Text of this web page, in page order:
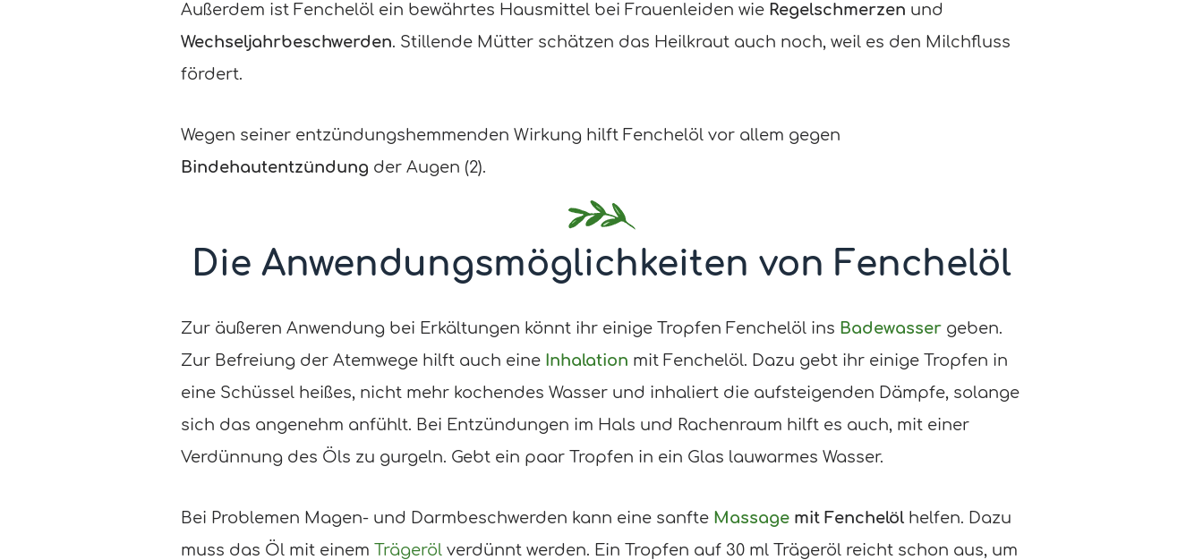
Außerdem ist Fenchelöl ein bewährtes Hausmittel bei Frauenleiden wie Regelschmerzen und
Wechseljahrbeschwerden. Stillende Mütter schätzen das Heilkraut auch noch, weil es den Milchfluss
fördert.
Wegen seiner entzündungshemmenden Wirkung hilft Fenchelöl vor allem gegen
Bindehautentzündung der Augen (2).
Die Anwendungsmöglichkeiten von Fenchelöl
Zur äußeren Anwendung bei Erkältungen könnt ihr einige Tropfen Fenchelöl ins Badewasser geben.
Zur Befreiung der Atemwege hilft auch eine Inhalation mit Fenchelöl. Dazu gebt ihr einige Tropfen in
eine Schüssel heißes, nicht mehr kochendes Wasser und inhaliert die aufsteigenden Dämpfe, solange
sich das angenehm anfühlt. Bei Entzündungen im Hals und Rachenraum hilft es auch, mit einer
Verdünnung des Öls zu gurgeln. Gebt ein paar Tropfen in ein Glas lauwarmes Wasser.
Bei Problemen Magen- und Darmbeschwerden kann eine sanfte Massage mit Fenchelöl helfen. Dazu
muss das Öl mit einem Trägeröl verdünnt werden. Ein Tropfen auf 30 ml Trägeröl reicht schon aus, um